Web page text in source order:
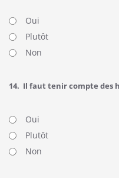
Oui
Plutôt
Non
14. Il faut tenir compte des
Oui
Plutôt
Non